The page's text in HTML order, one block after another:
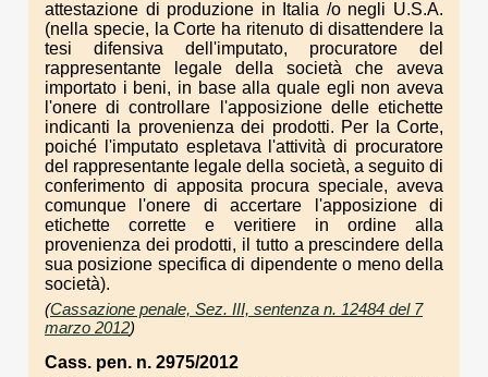
attestazione di produzione in Italia /o negli U.S.A.
(nella specie, la Corte ha ritenuto di disattendere la
tesi difensiva dell'imputato, procuratore del
rappresentante legale della società che aveva
importato i beni, in base alla quale egli non aveva
l'onere di controllare l'apposizione delle etichette
indicanti la provenienza dei prodotti. Per la Corte,
poiché l'imputato espletava l'attività di procuratore
del rappresentante legale della società, a seguito di
conferimento di apposita procura speciale, aveva
comunque l'onere di accertare l'apposizione di
etichette corrette e veritiere in ordine alla
provenienza dei prodotti, il tutto a prescindere della
sua posizione specifica di dipendente o meno della
società).
(Cassazione penale, Sez. III, sentenza n. 12484 del 7
marzo 2012)
Cass. pen. n. 2975/2012